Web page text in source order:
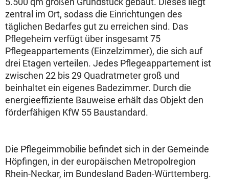
zentral im Ort, sodass die Einrichtungen des
täglichen Bedarfes gut zu erreichen sind. Das
Pflegeheim verfügt über insgesamt 75
Pflegeappartements (Einzelzimmer), die sich auf
drei Etagen verteilen. Jedes Pflegeappartement ist
zwischen 22 bis 29 Quadratmeter groß und
beinhaltet ein eigenes Badezimmer. Durch die
energieeffiziente Bauweise erhält das Objekt den
förderfähigen KfW 55 Baustandard.
Die Pflegeimmobilie befindet sich in der Gemeinde
Höpfingen, in der europäischen Metropolregion
Rhein-Neckar, im Bundesland Baden-Württemberg.